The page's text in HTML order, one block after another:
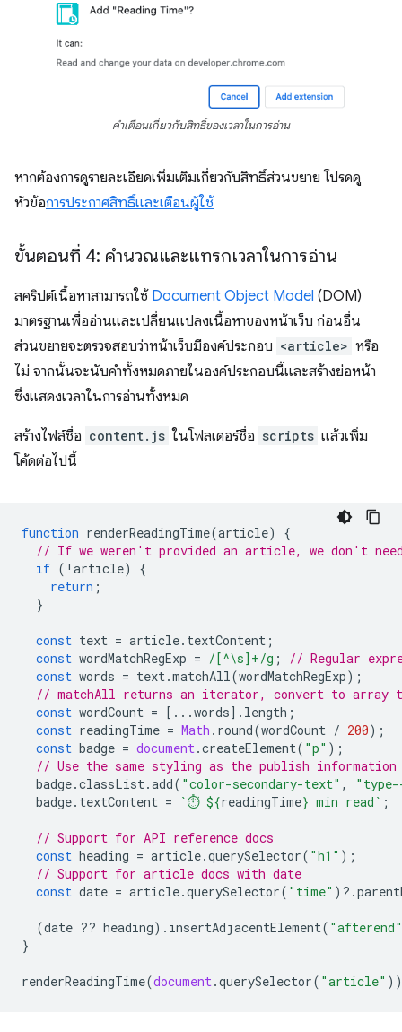
คำเตือนเกี่ยวกับสิทธิ์ของเวลาในการอ่าน
หากต้องการดูรายละเอียดเพิ่มเติมเกี่ยวกับสิทธิ์ส่วนขยาย โปรดดู
หัวข้อการประกาศสิทธิ์และเตือนผู้ใช้
ขั้นตอนที่ 4: คํานวณและแทรกเวลาในการอ่าน
สคริปต์เนื้อหาสามารถใช้ Document Object Model (DOM)
มาตรฐานเพื่ออ่านและเปลี่ยนแปลงเนื้อหาของหน้าเว็บ ก่อนอื่น
ส่วนขยายจะตรวจสอบว่าหน้าเว็บมีองค์ประกอบ <article> หรือ
ไม่ จากนั้นจะนับคำทั้งหมดภายในองค์ประกอบนี้และสร้างย่อหน้า
ซึ่งแสดงเวลาในการอ่านทั้งหมด
สร้างไฟล์ชื่อ content.js ในโฟลเดอร์ชื่อ scripts แล้วเพิ่ม
โค้ดต่อไปนี้
function renderReadingTime(article)
{
// If we weren't provided an article, we don't
if ( ! article)
{
return ;
}
const text = article. textContent ;
const wordMatchRegExp = /[^\s]+/g ;
// Regular
const words = text.matchAll(wordMatchRegExp);
// matchAll returns an iterator, convert to array
const wordCount = [...words]. length ;
const readingTime = Math . round(wordCount / 200);
const badge = document.createElement( "p" );
// Use the same styling as the publish
badge.classList.add( "color-secondary-text" ,
badge. textContent = `⏱️ ${readingTime} min read` ;
// Support for API reference docs
const heading = article.querySelector( "h1" );
// Support for article docs with date
const date = article.querySelector( "time" ) ? .
(date ?? heading). insertAdjacentElement( "afterend"
}
renderReadingTime(document.querySelector( "article"